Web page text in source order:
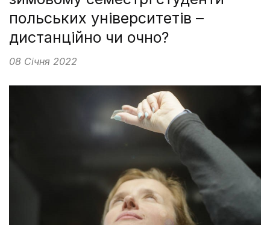
польських університетів –
дистанційно чи очно?
08 Січня 2022